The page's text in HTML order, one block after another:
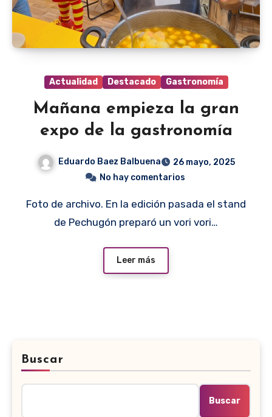
Actualidad Destacado Gastronomía
Mañana empieza la gran
expo de la gastronomía
Eduardo Baez Balbuena
26 mayo, 2025
No hay comentarios
Foto de archivo. En la edición pasada el stand
de Pechugón preparó un vori vori…
Leer más
Buscar
Buscar